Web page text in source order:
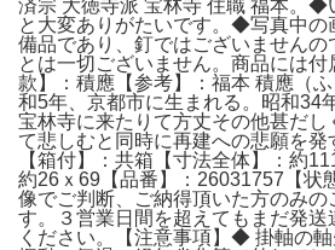
済宗 大徳寺派 宝林寺 住職 福本。◆
と大変ありがたいです。◆写真中の
備品であり、釘ではございませんの
とは一切ございません。商品には
款】：積應【参考】：福本 積應（
和5年、京都市に生まれる。昭和34
宝林寺に来たりて方丈その他甚だし
て悲しむと同時に再建への悲願を
【箱付】：共箱【寸法全体】：約
約26ｘ69【品番】：26031757【状
像でご判断、ご納得頂いた方のみの
す。３営業日間を超えてもまだ発
ください。【注意事項】◆ 掛軸の